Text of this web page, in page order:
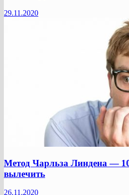
29.11.2020
Метод Чарльза Линдена —
вылечить
26.11.2020